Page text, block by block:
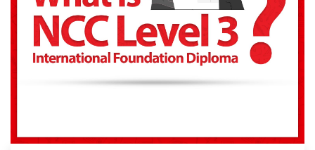
(သို့) IGCSE O Level တက်ရောက်ပြီး အကြောင်းအမျိုးမျိုး
ကြောင့် စာမေးပွဲ မဖြေဆိုရသေးသော ကျောင်းသား/သူများ
တက်ရောက်နိုင်မှာ ဖြစ်ပါတယ်။
နိုင်ငံတကာအသိအမှတ်ပြု NCC Level 3 International